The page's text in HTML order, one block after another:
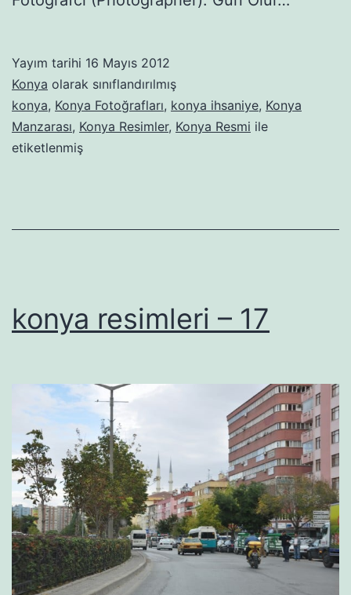
Yayım tarihi 16 Mayıs 2012
Konya olarak sınıflandırılmış
konya, Konya Fotoğrafları, konya ihsaniye, Konya
Manzarası, Konya Resimler, Konya Resmi ile
etiketlenmiş
konya resimleri – 17